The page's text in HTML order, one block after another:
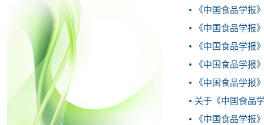
《中国食品学报
《中国食品学报
《中国食品学报
《中国食品学报
《中国食品学报
关于《中国食品
《中国食品学报